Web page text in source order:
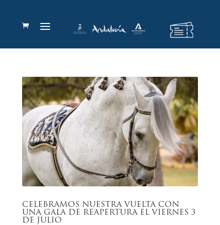
CELEBRAMOS NUESTRA VUELTA CON
UNA GALA DE REAPERTURA EL VIERNES 3
DE JULIO